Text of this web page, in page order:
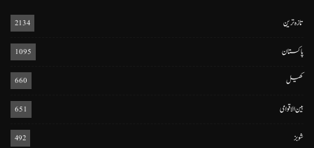
تازہ ترین 2134
پاکستان 1095
کھیل 660
بین الاقوامی 651
شوبز 492